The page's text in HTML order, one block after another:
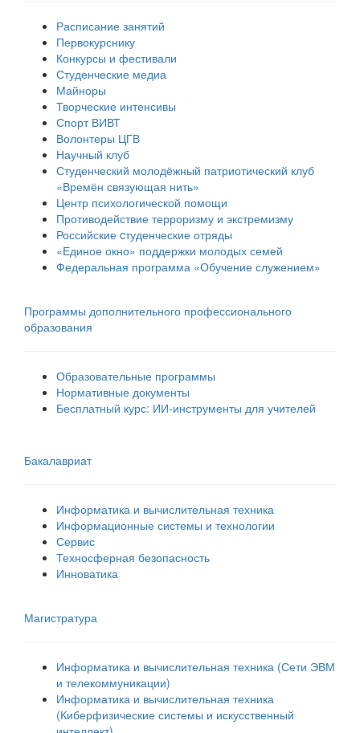
Расписание занятий
Первокурснику
Конкурсы и фестивали
Студенческие медиа
Майноры
Творческие интенсивы
Спорт ВИВТ
Волонтеры ЦГВ
Научный клуб
Студенческий молодёжный патриотический клуб
«Времён связующая нить»
Центр психологической помощи
Противодействие терроризму и экстремизму
Российские cтуденческие отряды
«Единое окно» поддержки молодых семей
Федеральная программа «Обучение служением»
Программы дополнительного профессионального
образования
Образовательные программы
Нормативные документы
Бесплатный курс: ИИ‑инструменты для учителей
Бакалавриат
Информатика и вычислительная техника
Информационные системы и технологии
Сервис
Техносферная безопасность
Инноватика
Магистратура
Информатика и вычислительная техника (Сети ЭВМ
и телекоммуникации)
Информатика и вычислительная техника
(Киберфизические системы и искусственный